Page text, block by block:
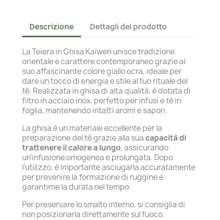
Descrizione Dettagli del prodotto
La Teiera in Ghisa Kaiwen unisce tradizione
orientale e carattere contemporaneo grazie al
suo affascinante colore giallo ocra, ideale per
dare un tocco di energia e stile al tuo rituale del
tè. Realizzata in ghisa di alta qualità, è dotata di
filtro in acciaio inox, perfetto per infusi e tè in
foglia, mantenendo intatti aromi e sapori.
La ghisa è un materiale eccellente per la
preparazione del tè grazie alla suacapacità di
trattenere il calore a lungo, assicurando
un’infusione omogenea e prolungata. Dopo
l’utilizzo, è importante asciugarla accuratamente
per prevenire la formazione di ruggine e
garantirne la durata nel tempo.
Per preservare lo smalto interno, si consiglia di
non posizionarla direttamente sul fuoco.